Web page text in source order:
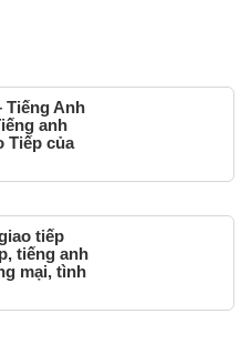
Tiếng Anh
anh
Tiếp của
tiếp
tiếng anh
mại, tình